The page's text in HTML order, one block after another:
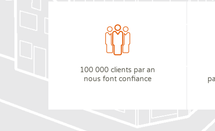
100 000 clients par an
nous font confiance